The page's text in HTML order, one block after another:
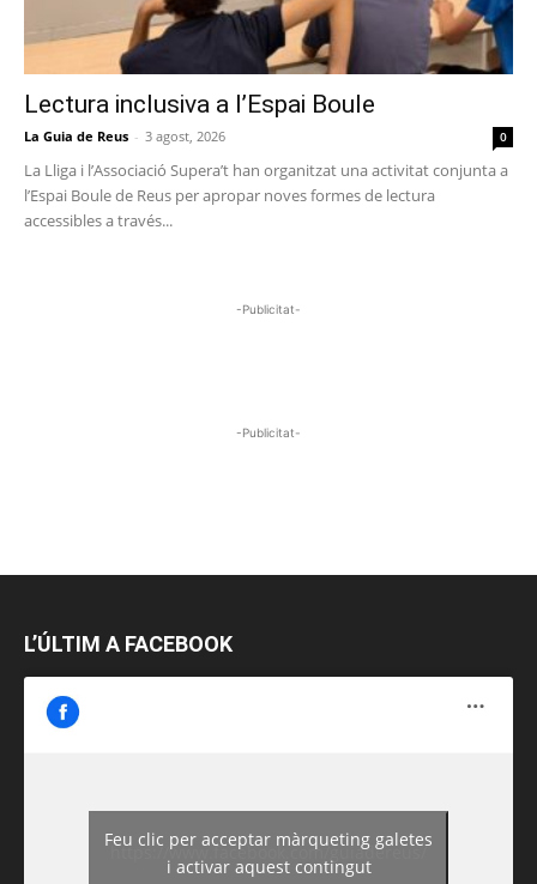
Lectura inclusiva a l’Espai Boule
La Guia de Reus - 3 agost, 2026 0
La Lliga i l’Associació Supera’t han organitzat una activitat conjunta a
l’Espai Boule de Reus per apropar noves formes de lectura
accessibles a través...
-Publicitat-
-Publicitat-
L’ÚLTIM A FACEBOOK
https://www.facebook.com/guiadereus/
Feu clic per acceptar màrqueting galetes
i activar aquest contingut